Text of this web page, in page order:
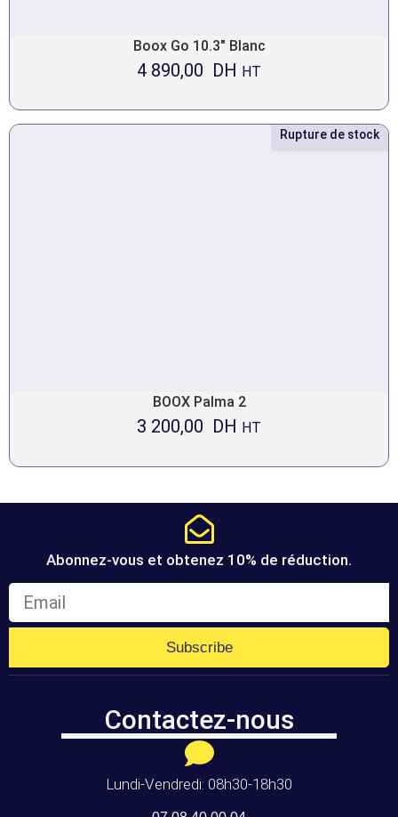
Boox Go 10.3″ Blanc
4 890,00 DH HT
Rupture de stock
BOOX Palma 2
3 200,00 DH HT
Abonnez-vous et obtenez 10% de réduction.
Subscribe
Contactez-nous
Lundi-Vendredi: 08h30-18h30